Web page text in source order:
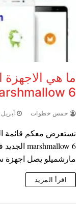
ما هي الاجهزة
6 marshmallow ؟
خمس خطوات أبريل 28, 2016
نستعرض معكم قائمة
مارشميلو يصل
اقرأ المزيد